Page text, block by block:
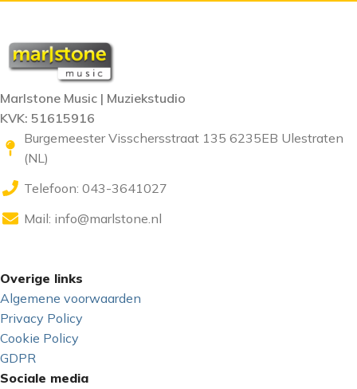
Marlstone Music | Muziekstudio
KVK: 51615916
Burgemeester Visschersstraat 135 6235EB Ulestraten
(NL)
Telefoon: 043-3641027
Mail: info@marlstone.nl
Overige links
Algemene voorwaarden
Privacy Policy
Cookie Policy
GDPR
Sociale media